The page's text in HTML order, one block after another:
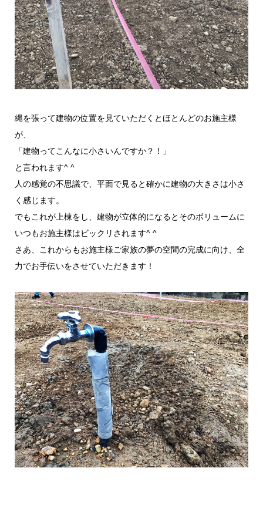
縄を張って建物の位置を見ていただくとほとんどのお施主様
が、
「建物ってこんなに小さいんですか？！」
と言われます^ ^
人の感覚の不思議で、平面で見ると確かに建物の大きさは小さ
く感じます。
でもこれが上棟をし、建物が立体的になるとそのボリュームに
いつもお施主様はビックリされます^ ^
さあ、これからもお施主様ご家族の夢の空間の完成に向け、全
力でお手伝いをさせていただきます！